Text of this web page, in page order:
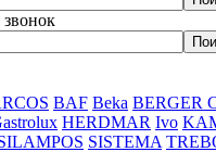
звонок
BAF Beka BERGER
HERDMAR Ivo
SISTEMA